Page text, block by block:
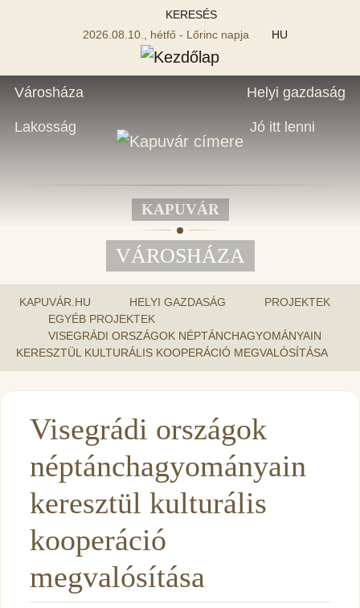
KERESÉS
2026.08.10., hétfő - Lőrinc napja
HU
Városháza
Lakosság
Helyi gazdaság
Jó itt lenni
KAPUVÁR
VÁROSHÁZA
KAPUVÁR.HU HELYI GAZDASÁG
PROJEKTEK
EGYÉB PROJEKTEK
VISEGRÁDI ORSZÁGOK NÉPTÁNCHAGYOMÁNYAIN
KERESZTÜL KULTURÁLIS KOOPERÁCIÓ MEGVALÓSÍTÁSA
Visegrádi országok
néptánchagyományain
keresztül kulturális
kooperáció
megvalósítása